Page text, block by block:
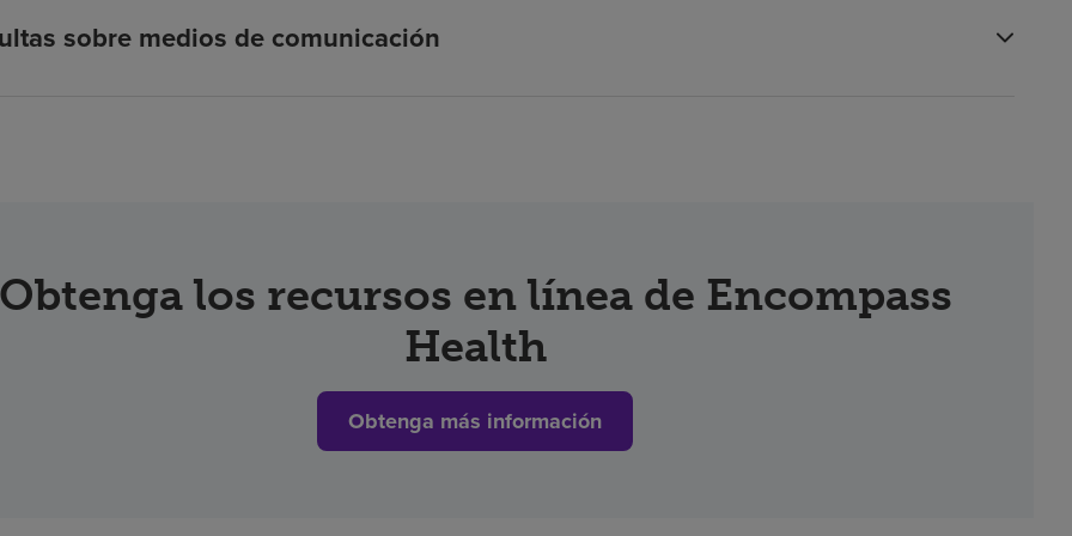
sobre medios de comunicación
los recursos en línea de Encompass
Health
Obtenga más información